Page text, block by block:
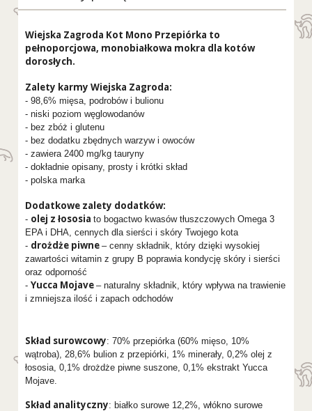
Wiejska Zagroda Kot Mono Przepiórka to
pełnoporcjowa, monobiałkowa mokra dla kotów
dorosłych.
Zalety karmy Wiejska Zagroda:
- 98,6% mięsa, podrobów i bulionu
- niski poziom węglowodanów
- bez zbóż i glutenu
- bez dodatku zbędnych warzyw i owoców
- zawiera 2400 mg/kg tauryny
- dokładnie opisany, prosty i krótki skład
- polska marka
Dodatkowe zalety dodatków:
- olej z łososia to bogactwo kwasów tłuszczowych Omega 3
EPA i DHA, cennych dla sierści i skóry Twojego kota
- drożdże piwne – cenny składnik, który dzięki wysokiej
zawartości witamin z grupy B poprawia kondycję skóry i sierści
oraz odporność
- Yucca Mojave – naturalny składnik, który wpływa na trawienie
i zmniejsza ilość i zapach odchodów
Skład surowcowy: 70% przepiórka (60% mięso, 10%
wątroba), 28,6% bulion z przepiórki, 1% minerały, 0,2% olej z
łososia, 0,1% drożdże piwne suszone, 0,1% ekstrakt Yucca
Mojave.
Skład analityczny: białko surowe 12,2%, włókno surowe